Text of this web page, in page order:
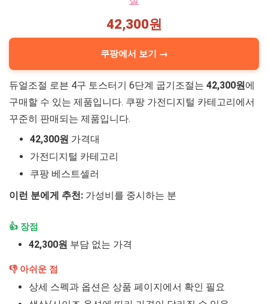
42,300원
쿠팡에서 보기 →
듀얼조절 로븐 4구 토스터기 6단계 굽기조절는 42,300원에
구매할 수 있는 제품입니다. 쿠팡 가전디지털 카테고리에서
꾸준히 판매되는 제품입니다.
42,300원 가격대
가전디지털 카테고리
쿠팡 베스트셀러
이런 분에게 추천: 가성비를 중시하는 분
👍 장점
42,300원 부담 없는 가격
👎 아쉬운 점
상세 스펙과 옵션은 상품 페이지에서 확인 필요